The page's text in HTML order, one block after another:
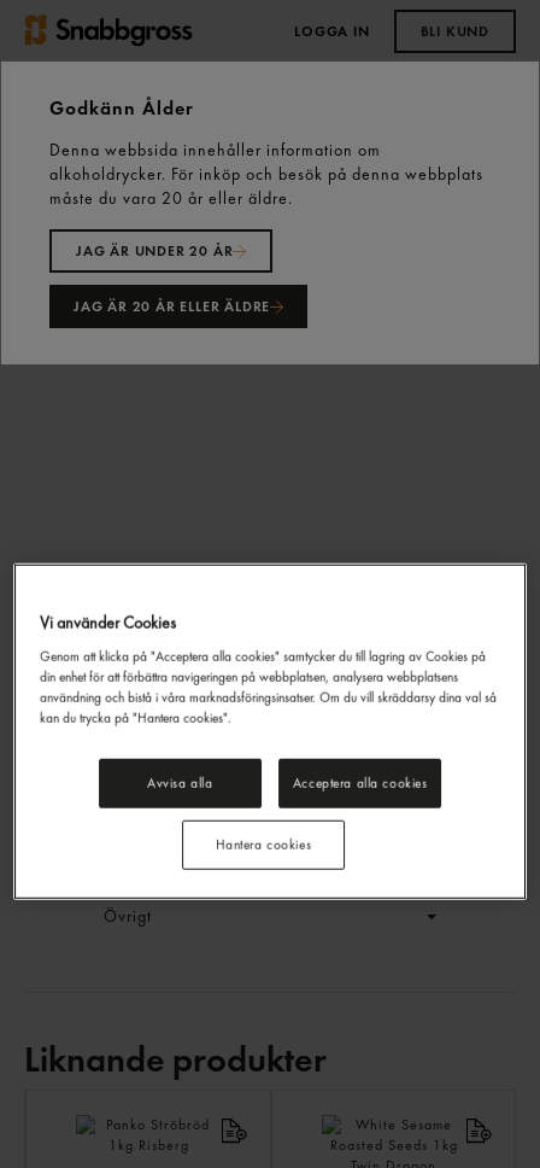
LOGGA IN BLI KUND
Start Vårt sortiment Skafferiet
Asien
Övrigt Asien
Panko 1kg Spicefield
Spicefield1kg
EAN: 17611612121276
Generell produktinfo
Övrigt
Liknande produkter
Godkänn Ålder
Denna webbsida innehåller information om
alkoholdrycker. För inköp och besök på denna webbplats
måste du vara 20 år eller äldre.
JAG ÄR UNDER 20 ÅR
JAG ÄR 20 ÅR ELLER ÄLDRE
Vi använder Cookies
Genom att klicka på "Acceptera alla cookies" samtycker du till lagring av Cookies på
din enhet för att förbättra navigeringen på webbplatsen, analysera webbplatsens
användning och bistå i våra marknadsföringsinsatser. Om du vill skräddarsy dina val så
kan du trycka på "Hantera cookies".
Avvisa alla Acceptera alla cookies
Hantera cookies